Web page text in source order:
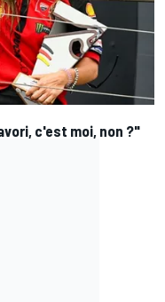
c'est moi, non ?"